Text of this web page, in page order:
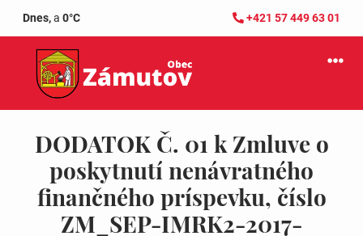
Dnes,a 0°C +421 57 449 63 01
DODATOK Č. 01 k Zmluve o
poskytnutí nenávratného
finančného príspevku, číslo
ZM_SEP-IMRK2-2017-